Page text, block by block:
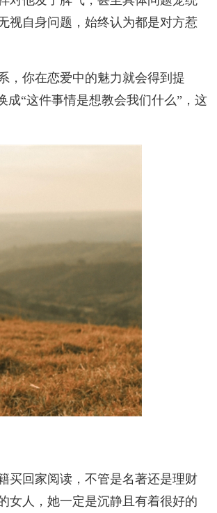
视自身问题，始终认为都是对方惹
，你在恋爱中的魅力就会得到提
成“这件事情是想教会我们什么”，这
买回家阅读，不管是名著还是理财
女人，她一定是沉静且有着很好的